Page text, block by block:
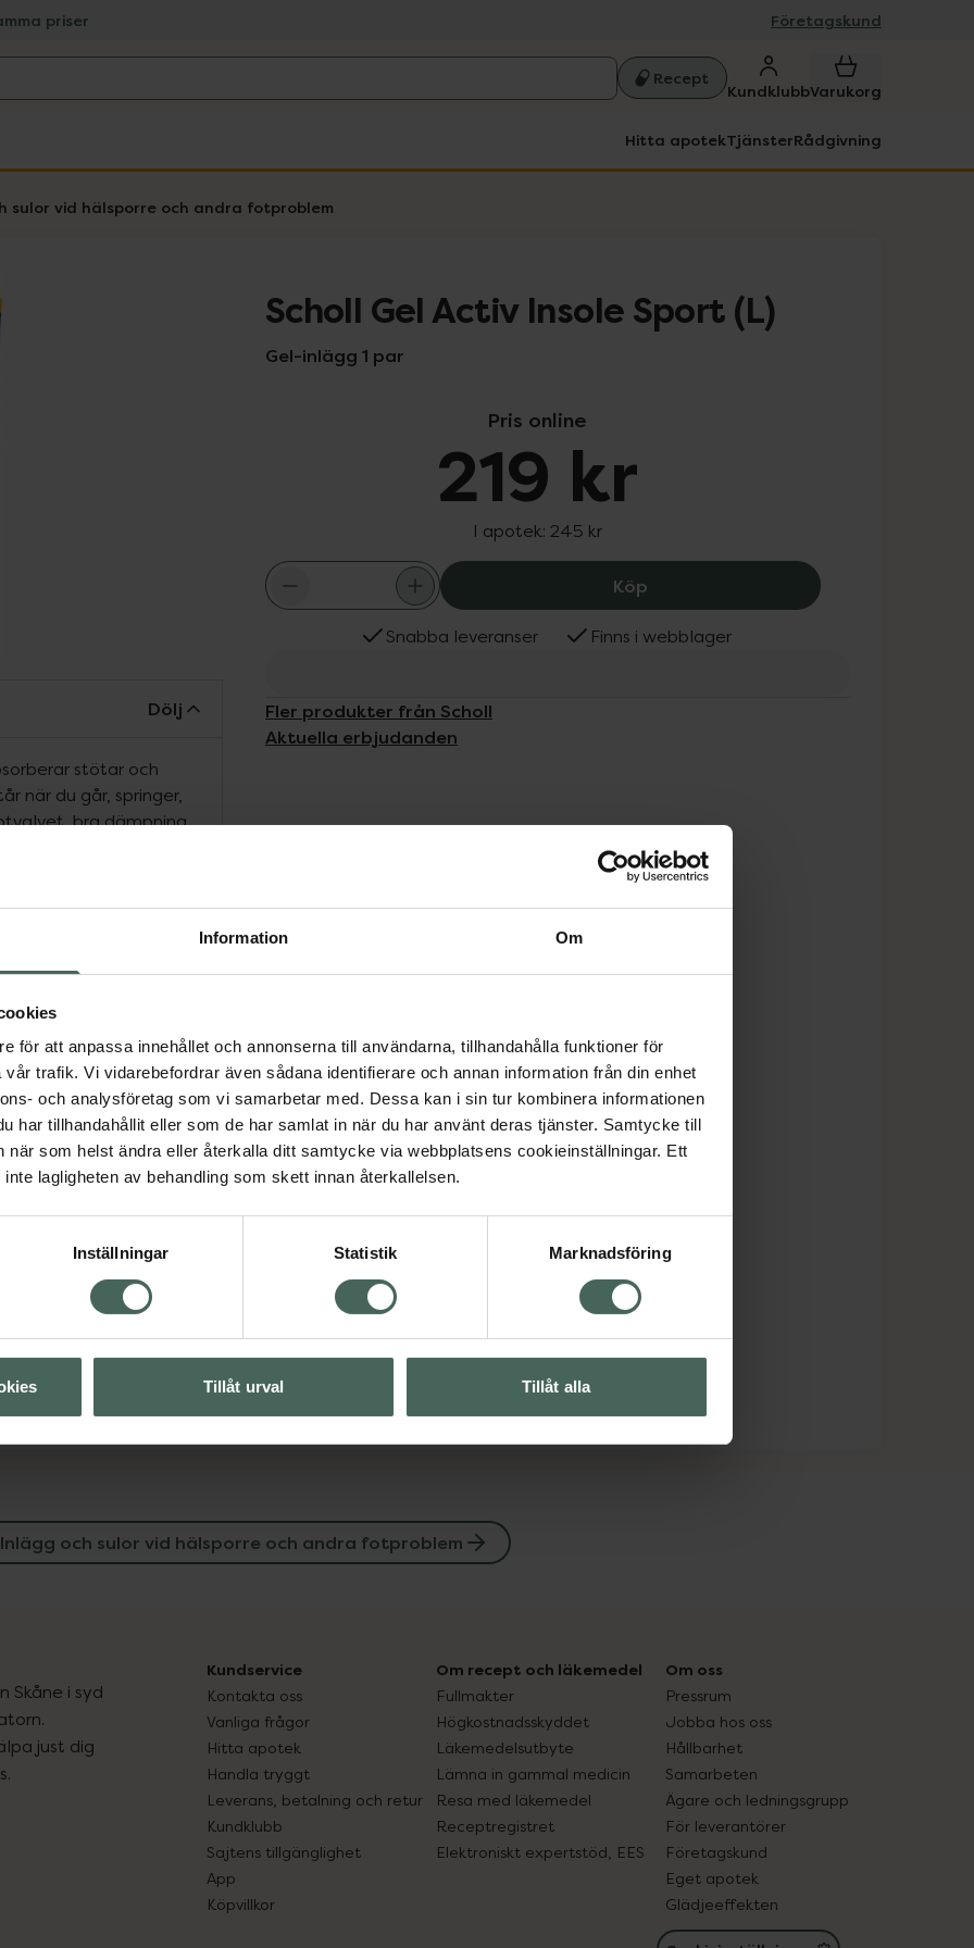
Information Om
för att anpassa innehållet och annonserna till användarna, tillhandahålla funktioner för
trafik. Vi vidarebefordrar även sådana identifierare och annan information från din enhet
och analysföretag som vi samarbetar med. Dessa kan i sin tur kombinera informationen
har tillhandahållit eller som de har samlat in när du har använt deras tjänster. Samtycke till
när som helst ändra eller återkalla ditt samtycke via webbplatsens cookieinställningar. Ett
lagligheten av behandling som skett innan återkallelsen.
Inställningar Statistik Marknadsföring
Tillåt urval Tillåt alla
priser Företagskund
Recept
KundklubbVarukorg
Hitta apotekTjänsterRådgivning
sulor vid hälsporre och andra fotproblem
Scholl Gel Activ Insole Sport (L)
Gel-inlägg 1 par
Pris online
219 kr
I apotek: 245 kr
Köp Scholl Gel Activ Insole Sport (L), 219
Snabba leveranser Finns i webblager
Fler produkter från Scholl
Aktuella erbjudanden
Dölj
stötar och
när du går, springer,
bra dämpning
skor som har rätt
till att röra på dig
och placera gärna
fotproblem
Visa
Inlägg och sulor vid hälsporre och andra fotproblem
Skåne i syd
just dig
Kundservice
Kontakta oss
Vanliga frågor
Hitta apotek
Handla tryggt
Leverans, betalning och retur
Kundklubb
Sajtens tillgänglighet
App
Köpvillkor
Om recept och läkemedel
Fullmakter
Högkostnadsskyddet
Läkemedelsutbyte
Lämna in gammal medicin
Resa med läkemedel
Receptregistret
Elektroniskt expertstöd, EES
Om oss
Pressrum
Jobba hos oss
Hållbarhet
Samarbeten
Ägare och ledningsgrupp
För leverantörer
Företagskund
Eget apotek
Glädjeeffekten